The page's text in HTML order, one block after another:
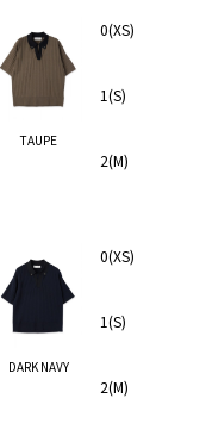
TAUPE
0(XS)
1(S)
2(M)
DARK NAVY
0(XS)
1(S)
2(M)